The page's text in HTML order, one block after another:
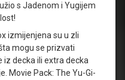
s Jadenom i Yugijem
izmijenjena su u zli
mogu se prizvati
iz decka ili extra decka
Movie Pack: The Yu-Gi-